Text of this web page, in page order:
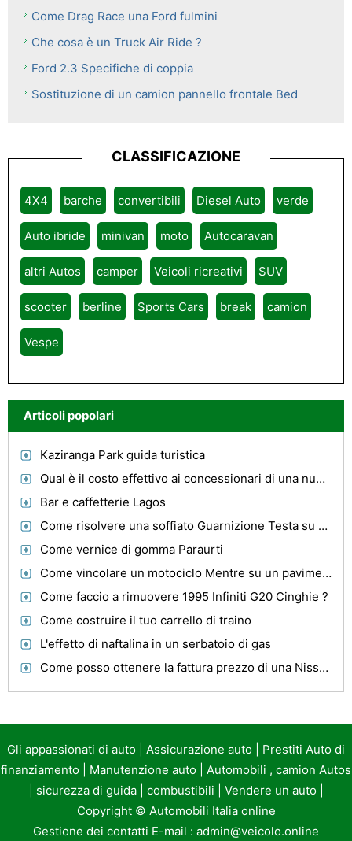
Come Drag Race una Ford fulmini
Che cosa è un Truck Air Ride ?
Ford 2.3 Specifiche di coppia
Sostituzione di un camion pannello frontale Bed
CLASSIFICAZIONE
4X4 barche convertibili Diesel Auto verde
Auto ibride minivan moto Autocaravan
altri Autos camper Veicoli ricreativi SUV
scooter berline Sports Cars break camion
Vespe
Articoli popolari
Kaziranga Park guida turistica
Qual è il costo effettivo ai concessionari di una nuova auto?
Bar e caffetterie Lagos
Come risolvere una soffiato Guarnizione Testa su un F-150
Come vernice di gomma Paraurti
Come vincolare un motociclo Mentre su un pavimento Jack
Come faccio a rimuovere 1995 Infiniti G20 Cinghie ?
Come costruire il tuo carrello di traino
L'effetto di naftalina in un serbatoio di gas
Come posso ottenere la fattura prezzo di una Nissan Murano?
Gli appassionati di auto Assicurazione auto
Prestiti Auto di
finanziamento
Manutenzione auto
Automobili , camion Autos
sicurezza di guida| combustibili Vendere un auto|
Copyright © Automobili Italia online
Gestione dei contatti E-mail : admin@veicolo.online